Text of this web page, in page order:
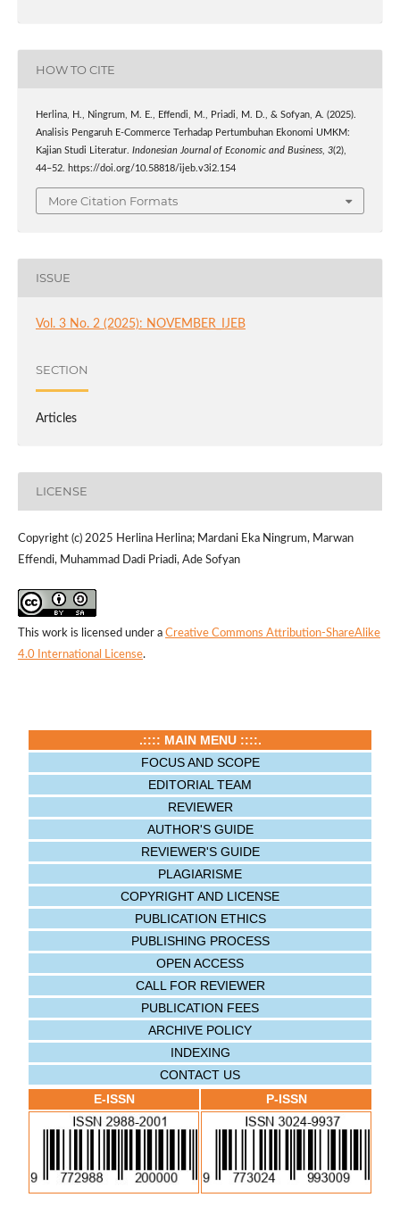
HOW TO CITE
Herlina, H., Ningrum, M. E., Effendi, M., Priadi, M. D., & Sofyan, A. (2025).
Analisis Pengaruh E-Commerce Terhadap Pertumbuhan Ekonomi UMKM:
Kajian Studi Literatur. Indonesian Journal of Economic and Business, 3(2),
44–52. https://doi.org/10.58818/ijeb.v3i2.154
More Citation Formats
ISSUE
Vol. 3 No. 2 (2025): NOVEMBER_IJEB
SECTION
Articles
LICENSE
Copyright (c) 2025 Herlina Herlina; Mardani Eka Ningrum, Marwan
Effendi, Muhammad Dadi Priadi, Ade Sofyan
This work is licensed under a Creative Commons Attribution-ShareAlike
4.0 International License.
.:::: MAIN MENU ::::.
FOCUS AND SCOPE
EDITORIAL TEAM
REVIEWER
AUTHOR'S GUIDE
REVIEWER'S GUIDE
PLAGIARISME
COPYRIGHT AND LICENSE
PUBLICATION ETHICS
PUBLISHING PROCESS
OPEN ACCESS
CALL FOR REVIEWER
PUBLICATION FEES
ARCHIVE POLICY
INDEXING
CONTACT US
E-ISSN
P-ISSN